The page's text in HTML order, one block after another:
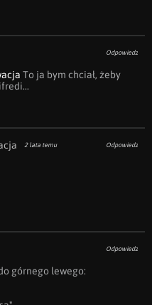
Odpowiedz
To ja bym chciał, żeby
2 lata temu Odpowiedz
Odpowiedz
górnego lewego: